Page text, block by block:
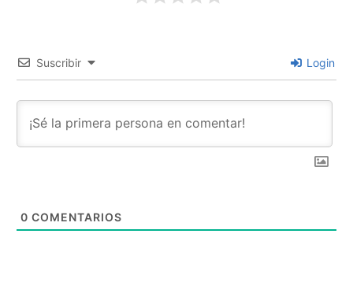
Suscribir Login
0 COMENTARIOS